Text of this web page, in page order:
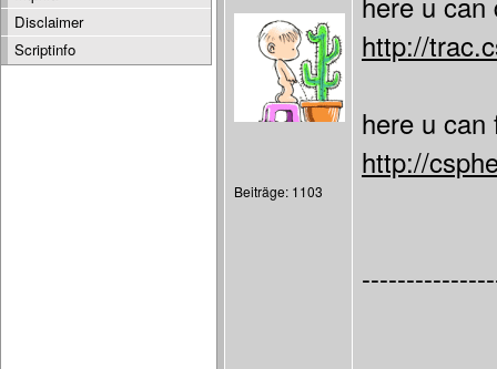
Beiträge: 1103
http://
here u can
http://
Disclaimer
Scriptinfo